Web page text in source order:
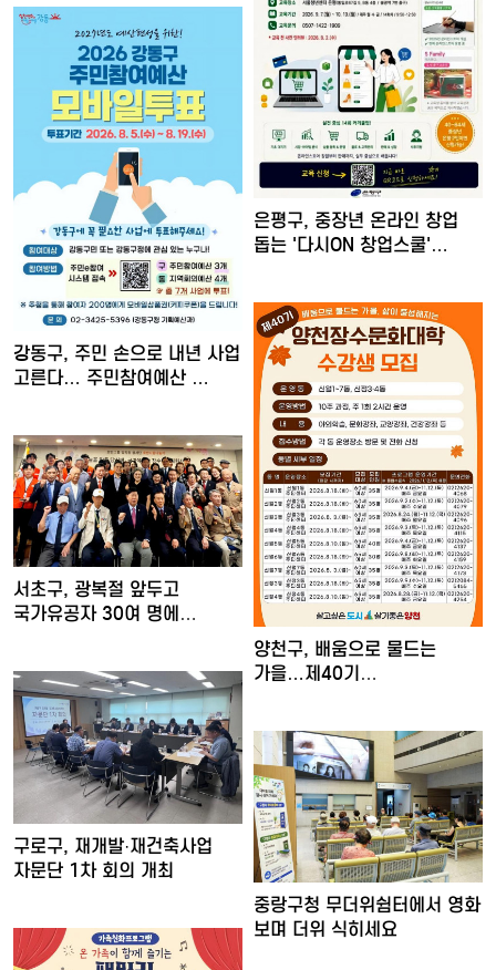
은평구, 중장년 온라인 창업
돕는 '다시ON 창업스쿨'…
강동구, 주민 손으로 내년 사업
고른다… 주민참여예산 …
양천구, 배움으로 물드는
가을…제40기
서초구, 광복절 앞두고
국가유공자 30여 명에
구로구, 재개발·재건축사업
자문단 1차 회의 개최
중랑구청 무더위쉼터에서 영화
보며 더위 식히세요